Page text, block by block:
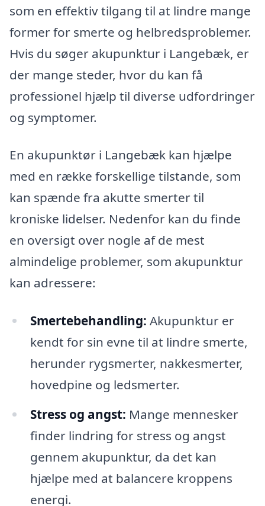
som en effektiv tilgang til at lindre mange
former for smerte og helbredsproblemer.
Hvis du søger akupunktur i Langebæk, er
der mange steder, hvor du kan få
professionel hjælp til diverse udfordringer
og symptomer.
En akupunktør i Langebæk kan hjælpe
med en række forskellige tilstande, som
kan spænde fra akutte smerter til
kroniske lidelser. Nedenfor kan du finde
en oversigt over nogle af de mest
almindelige problemer, som akupunktur
kan adressere:
Smertebehandling: Akupunktur er
kendt for sin evne til at lindre smerte,
herunder rygsmerter, nakkesmerter,
hovedpine og ledsmerter.
Stress og angst: Mange mennesker
finder lindring for stress og angst
gennem akupunktur, da det kan
hjælpe med at balancere kroppens
energi.